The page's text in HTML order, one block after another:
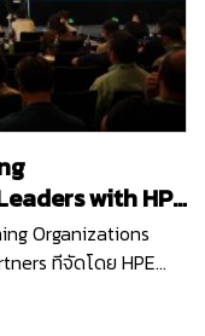
with HPE
Organizations
ทีจัดโดย HPE